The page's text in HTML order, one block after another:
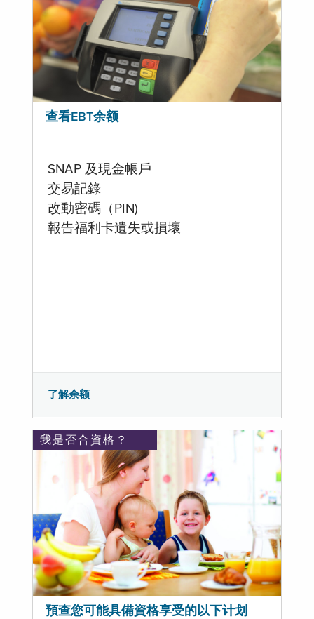
查看EBT余额
SNAP 及現金帳戶
交易記錄
改動密碼（PIN)
報告福利卡遺失或損壞
了解余额
我是否合資格？
預查您可能具備資格享受的以下计划